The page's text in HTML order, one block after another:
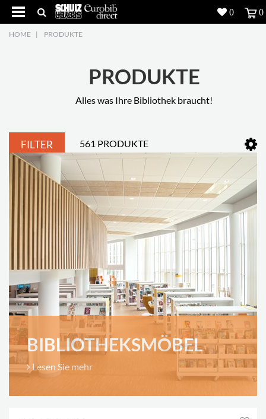
Produkte
Über uns
HOME | PRODUKTE
PRODUKTE
Alles was Ihre Bibliothek braucht!
FILTER 561 PRODUKTE
BIBLIOTHEKSMÖBEL
Lesen Sie mehr
0 0